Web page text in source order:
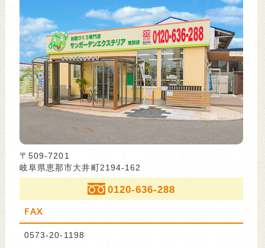
〒509-7201
岐阜県恵那市大井町2194-162
0120-636-288
FAX
0573-20-1198